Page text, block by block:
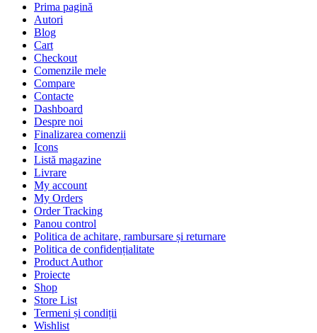
Prima pagină
Autori
Blog
Cart
Checkout
Comenzile mele
Compare
Contacte
Dashboard
Despre noi
Finalizarea comenzii
Icons
Listă magazine
Livrare
My account
My Orders
Order Tracking
Panou control
Politica de achitare, rambursare și returnare
Politica de confidențialitate
Product Author
Proiecte
Shop
Store List
Termeni și condiții
Wishlist